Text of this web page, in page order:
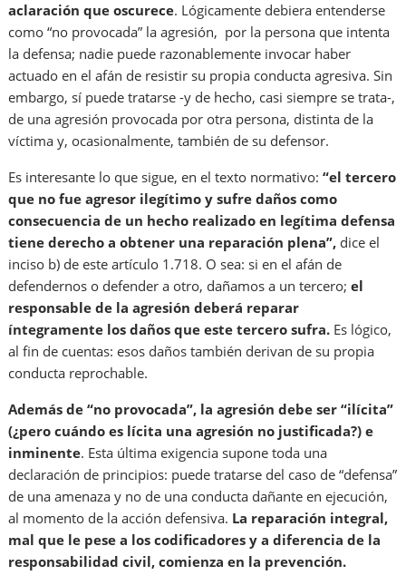
aclaración que oscurece. Lógicamente debiera entenderse
como “no provocada” la agresión, por la persona que intenta
la defensa; nadie puede razonablemente invocar haber
actuado en el afán de resistir su propia conducta agresiva. Sin
embargo, sí puede tratarse -y de hecho, casi siempre se trata-,
de una agresión provocada por otra persona, distinta de la
víctima y, ocasionalmente, también de su defensor.
Es interesante lo que sigue, en el texto normativo:“el tercero
que no fue agresor ilegítimo y sufre daños como
consecuencia de un hecho realizado en legítima defensa
tiene derecho a obtener una reparación plena”, dice el
inciso b) de este artículo 1.718. O sea: si en el afán de
defendernos o defender a otro, dañamos a un tercero;el
responsable de la agresión deberá reparar
íntegramente los daños que este tercero sufra. Es lógico,
al fin de cuentas: esos daños también derivan de su propia
conducta reprochable.
Además de “no provocada”, la agresión debe ser “ilícita”
(¿pero cuándo es lícita una agresión no justificada?) e
inminente. Esta última exigencia supone toda una
declaración de principios: puede tratarse del caso de “defensa”
de una amenaza y no de una conducta dañante en ejecución,
al momento de la acción defensiva. La reparación integral,
mal que le pese a los codificadores y a diferencia de la
responsabilidad civil, comienza en la prevención.